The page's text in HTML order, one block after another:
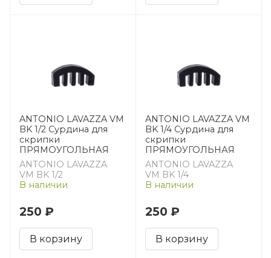
ANTONIO LAVAZZA VM
BK 1/2 Сурдина для
скрипки
ПРЯМОУГОЛЬНАЯ
ANTONIO LAVAZZA
VM BK 1/2
В наличии
250 ₽
В корзину
ANTONIO LAVAZZA VM
BK 1/4 Сурдина для
скрипки
ПРЯМОУГОЛЬНАЯ
ANTONIO LAVAZZA
VM BK 1/4
В наличии
250 ₽
В корзину